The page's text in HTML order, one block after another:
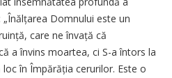
Domnului este un
care ne învață că
a învins moartea, ci S-a întors la
în Împărăția cerurilor. Este o